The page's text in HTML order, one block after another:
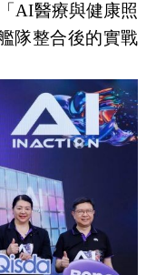
AI醫療與健康照
隊整合後的實戰